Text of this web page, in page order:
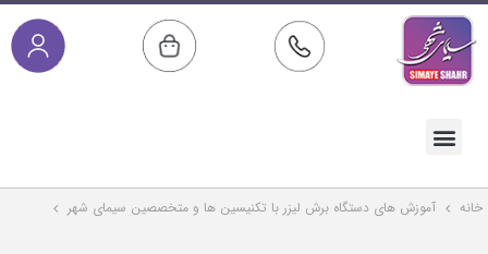
خانه آموزش های دستگاه برش لیزر با تکنیسین ها و متخصصین سیمای شهر